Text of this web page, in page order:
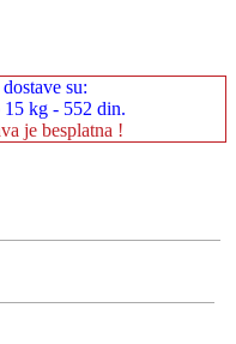
su:
kg - 552 din.
je besplatna !